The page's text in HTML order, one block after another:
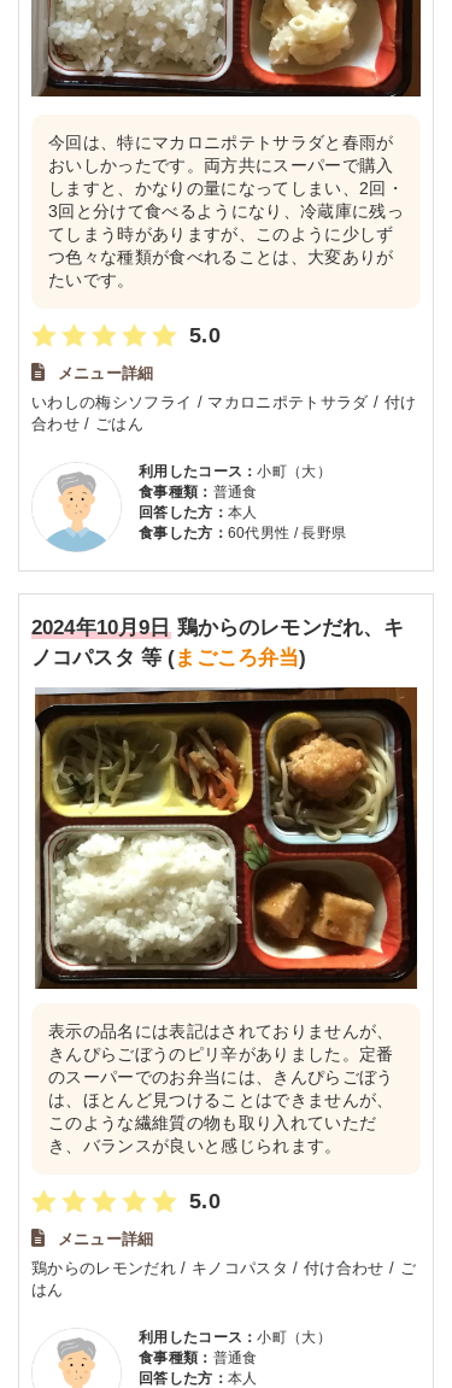
5.0
メニュー詳細
いわしの梅シソフライ / マカロニポテトサラダ / 付け
合わせ / ごはん
今回は、特にマカロニポテトサラダと春雨が
おいしかったです。両方共にスーパーで購入
しますと、かなりの量になってしまい、2回・
3回と分けて食べるようになり、冷蔵庫に残っ
てしまう時がありますが、このように少しず
つ色々な種類が食べれることは、大変ありが
たいです。
利用したコース：小町（大）
食事種類： 普通食
回答した方： 本人
食事した方： 60代男性 / 長野県
2024年10月9日鶏からのレモンだれ、キ
ノコパスタ 等 (まごころ弁当)
5.0
メニュー詳細
鶏からのレモンだれ / キノコパスタ / 付け合わせ / ご
はん
表示の品名には表記はされておりませんが、
きんぴらごぼうのピリ辛がありました。定番
のスーパーでのお弁当には、きんぴらごぼう
は、ほとんど見つけることはできませんが、
このような繊維質の物も取り入れていただ
き、バランスが良いと感じられます。
利用したコース：小町（大）
食事種類： 普通食
回答した方： 本人